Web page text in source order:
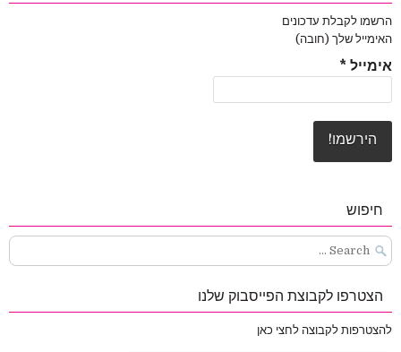
הרשמו לקבלת עדכונים
האימייל שלך (חובה)
אימייל *
חיפוש
Search
for:
הצטרפו לקבוצת הפייסבוק שלנו
להצטרפות לקבוצה לחצי כאן